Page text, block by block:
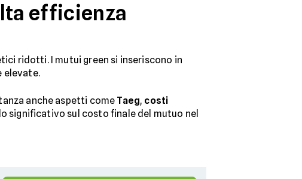
efficienza
ridotti. I mutui green si inseriscono in
elevate.
anche aspetti come Taeg, costi
significativo sul costo finale del mutuo nel